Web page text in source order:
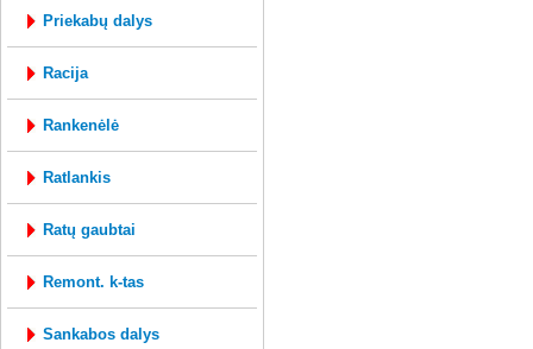
priekabų dalys
racija
rankenėlė
ratlankis
ratų gaubtai
remont. k-tas
sankabos dalys